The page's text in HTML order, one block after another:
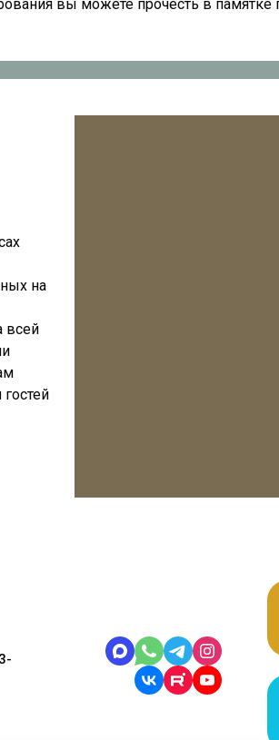
вы можете прочесть в памятке
на
всей